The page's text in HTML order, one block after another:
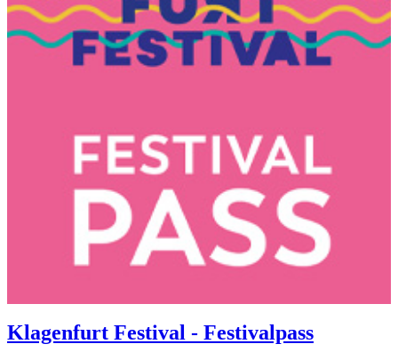
Klagenfurt Festival - Festivalpass